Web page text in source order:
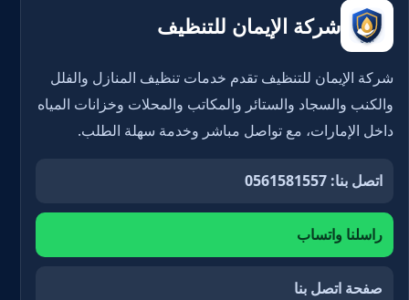
شركة الإيمان للتنظيف
شركة الإيمان للتنظيف تقدم خدمات تنظيف المنازل والفلل
والكنب والسجاد والستائر والمكاتب والمحلات وخزانات المياه
داخل الإمارات، مع تواصل مباشر وخدمة سهلة الطلب.
اتصل بنا: 0561581557
راسلنا واتساب
صفحة اتصل بنا